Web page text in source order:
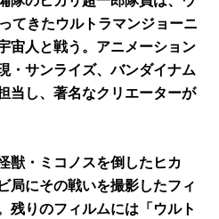
てきたウルトラマンジョーニ
宙人と戦う。アニメーション
・サンライズ、バンダイナム
当し、著名なクリエーターが
獣・ミコノスを倒したヒカ
局にその戦いを撮影したフィ
残りのフィルムには「ウルト